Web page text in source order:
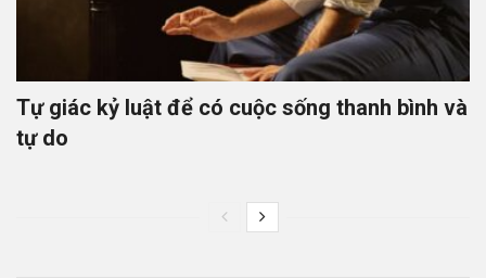
Tự giác kỷ luật để có cuộc sống thanh bình và
tự do